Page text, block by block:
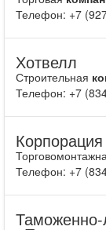
Телефон: +7
Хотвелл
Строительная
Телефон: +7
Телефон: +7